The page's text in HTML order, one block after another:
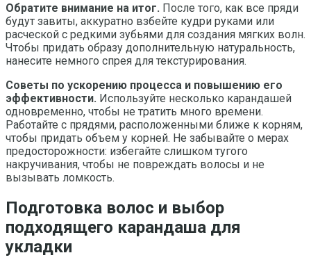
Обратите внимание на итог. После того, как все пряди
будут завиты, аккуратно взбейте кудри руками или
расческой с редкими зубьями для создания мягких волн.
Чтобы придать образу дополнительную натуральность,
нанесите немного спрея для текстурирования.
Советы по ускорению процесса и повышению его
эффективности. Используйте несколько карандашей
одновременно, чтобы не тратить много времени.
Работайте с прядями, расположенными ближе к корням,
чтобы придать объем у корней. Не забывайте о мерах
предосторожности: избегайте слишком тугого
накручивания, чтобы не повреждать волосы и не
вызывать ломкость.
Подготовка волос и выбор
подходящего карандаша для
укладки